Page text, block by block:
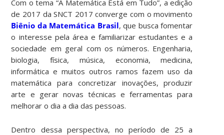
Com o tema “A Matemática Está em Tudo”, a edição
de 2017 da SNCT 2017 converge com o movimento
Biênio da Matemática Brasil, que busca fomentar
o interesse pela área e familiarizar estudantes e a
sociedade em geral com os números. Engenharia,
biologia, física, música, economia, medicina,
informática e muitos outros ramos fazem uso da
matemática para concretizar inovações, produzir
arte e gerar novas técnicas e ferramentas para
melhorar o dia a dia das pessoas.
Dentro dessa perspectiva, no período de 25 a